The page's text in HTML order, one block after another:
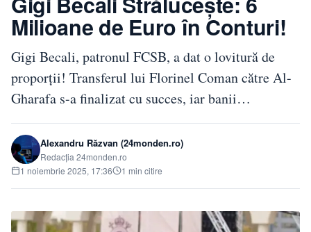
Milioane de Euro în Conturi!
Gigi Becali, patronul FCSB, a dat o lovitură de
proporții! Transferul lui Florinel Coman către Al-
Gharafa s-a finalizat cu succes, iar banii…
Alexandru Răzvan (24monden.ro)
Redacția 24monden.ro
1 noiembrie 2025, 17:36
1 min citire